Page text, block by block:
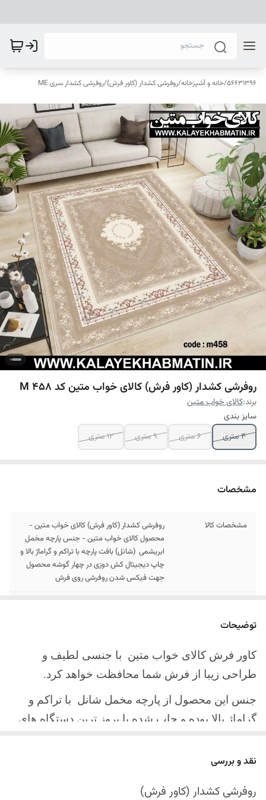
56631396
/خانه و آشپزخانه/روفرشی کشدار (کاور فرش)/روفرشی کشدار سری ME
روفرشی کشدار (کاور فرش) کالای خواب متین کد M 458
برند:کالای خواب متین
سایز بندی
4 متری
6 متری 9 متری 12 متری
مشخصات
مشخصات کالا
روفرشی کشدار (کاور فرش) کالای خواب متین -
محصول کالای خواب متین - جنس پارچه مخمل
ابریشمی (شانل) بافت پارچه با تراکم و گراماژ بالا و
چاپ دیجیتال کش دوزی در چهار گوشه محصول
جهت فیکس شدن روفرشی روی فرش
ارسال کالا
آینده
توضیحات
کاور فرش کالای خواب متین با جنسی لطیف و
طراحی زیبا از فرش شما محافظت خواهد کرد.
جنس این محصول از پارچه مخمل شانل با تراکم و
گراماژ بالا بوده و چاپ شده با بروز ترین دستگاه های
چهار گوشه این محصول با کش باکیفیت دوخته‌شده
نقد و بررسی
روفرشی کشدار (کاور فرش)